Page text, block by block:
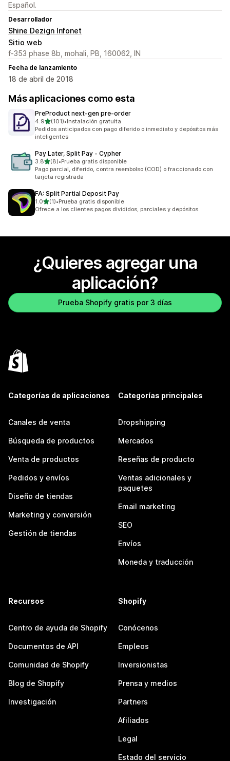
Español.
Desarrollador
Shine Dezign Infonet
Sitio web
f-353 phase 8b, mohali, PB, 160062, IN
Fecha de lanzamiento
18 de abril de 2018
Más aplicaciones como esta
PreProduct next‑gen pre‑order
4.9de 5 estrellas
(101)
101 reseñas en total
•Instalación gratuita
Pedidos anticipados con pago diferido o inmediato y depósitos más
inteligentes
Pay Later, Split Pay ‑ Cypher
3.8de 5 estrellas
(8)
8 reseñas en total
•Prueba gratis disponible
Pago parcial, diferido, contra reembolso (COD) o fraccionado con
tarjeta registrada
FA: Split Partial Deposit Pay
1.0de 5 estrellas
(1)
1 reseñas en total
•Prueba gratis disponible
Ofrece a los clientes pagos divididos, parciales y depósitos.
¿Quieres agregar una
aplicación?
Prueba Shopify gratis por 3 días
Categorías de aplicaciones
Canales de venta
Búsqueda de productos
Venta de productos
Pedidos y envíos
Diseño de tiendas
Marketing y conversión
Gestión de tiendas
Categorías principales
Dropshipping
Mercados
Reseñas de producto
Ventas adicionales y
paquetes
Email marketing
SEO
Envíos
Moneda y traducción
Recursos
Centro de ayuda de Shopify
Documentos de API
Comunidad de Shopify
Blog de Shopify
Investigación
Shopify
Conócenos
Empleos
Inversionistas
Prensa y medios
Partners
Afiliados
Legal
Estado del servicio